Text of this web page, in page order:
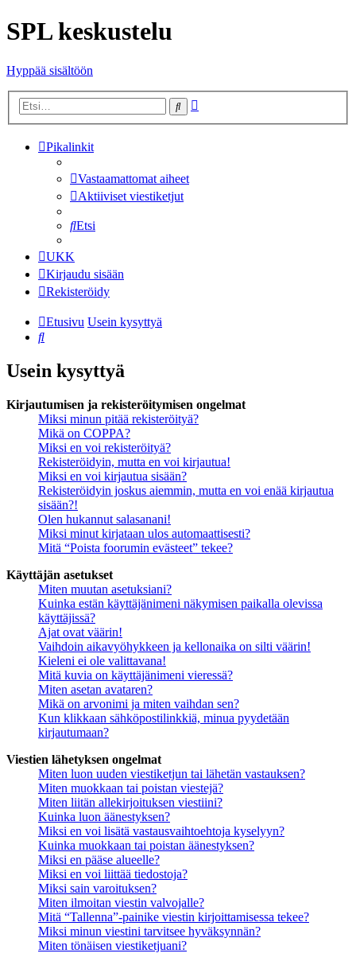
SPL keskustelu
Hyppää sisältöön
Etsi
Pikalinkit
Vastaamattomat aiheet
Aktiiviset viestiketjut
Etsi
UKK
Kirjaudu sisään
Rekisteröidy
Etusivu Usein kysyttyä
Etsi
Usein kysyttyä
Kirjautumisen ja rekisteröitymisen ongelmat
Miksi minun pitää rekisteröityä?
Mikä on COPPA?
Miksi en voi rekisteröityä?
Rekisteröidyin, mutta en voi kirjautua!
Miksi en voi kirjautua sisään?
Rekisteröidyin joskus aiemmin, mutta en voi enää kirjautua
sisään?!
Olen hukannut salasanani!
Miksi minut kirjataan ulos automaattisesti?
Mitä “Poista foorumin evästeet” tekee?
Käyttäjän asetukset
Miten muutan asetuksiani?
Kuinka estän käyttäjänimeni näkymisen paikalla olevissa
käyttäjissä?
Ajat ovat väärin!
Vaihdoin aikavyöhykkeen ja kellonaika on silti väärin!
Kieleni ei ole valittavana!
Mitä kuvia on käyttäjänimeni vieressä?
Miten asetan avataren?
Mikä on arvonimi ja miten vaihdan sen?
Kun klikkaan sähköpostilinkkiä, minua pyydetään
kirjautumaan?
Viestien lähetyksen ongelmat
Miten luon uuden viestiketjun tai lähetän vastauksen?
Miten muokkaan tai poistan viestejä?
Miten liitän allekirjoituksen viestiini?
Kuinka luon äänestyksen?
Miksi en voi lisätä vastausvaihtoehtoja kyselyyn?
Kuinka muokkaan tai poistan äänestyksen?
Miksi en pääse alueelle?
Miksi en voi liittää tiedostoja?
Miksi sain varoituksen?
Miten ilmoitan viestin valvojalle?
Mitä “Tallenna”-painike viestin kirjoittamisessa tekee?
Miksi minun viestini tarvitsee hyväksynnän?
Miten tönäisen viestiketjuani?